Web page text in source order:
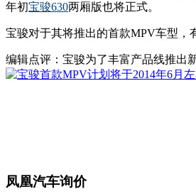
年初宝骏630两厢版也将正式。
宝骏对于其将推出的首款MPV车型，
编辑点评：宝骏为了丰富产品线推出
凤凰汽车询价